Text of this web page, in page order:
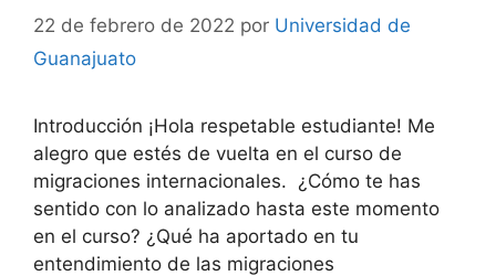
22 de febrero de 2022 por Universidad de
Guanajuato
Introducción ¡Hola respetable estudiante! Me
alegro que estés de vuelta en el curso de
migraciones internacionales. ¿Cómo te has
sentido con lo analizado hasta este momento
en el curso? ¿Qué ha aportado en tu
entendimiento de las migraciones